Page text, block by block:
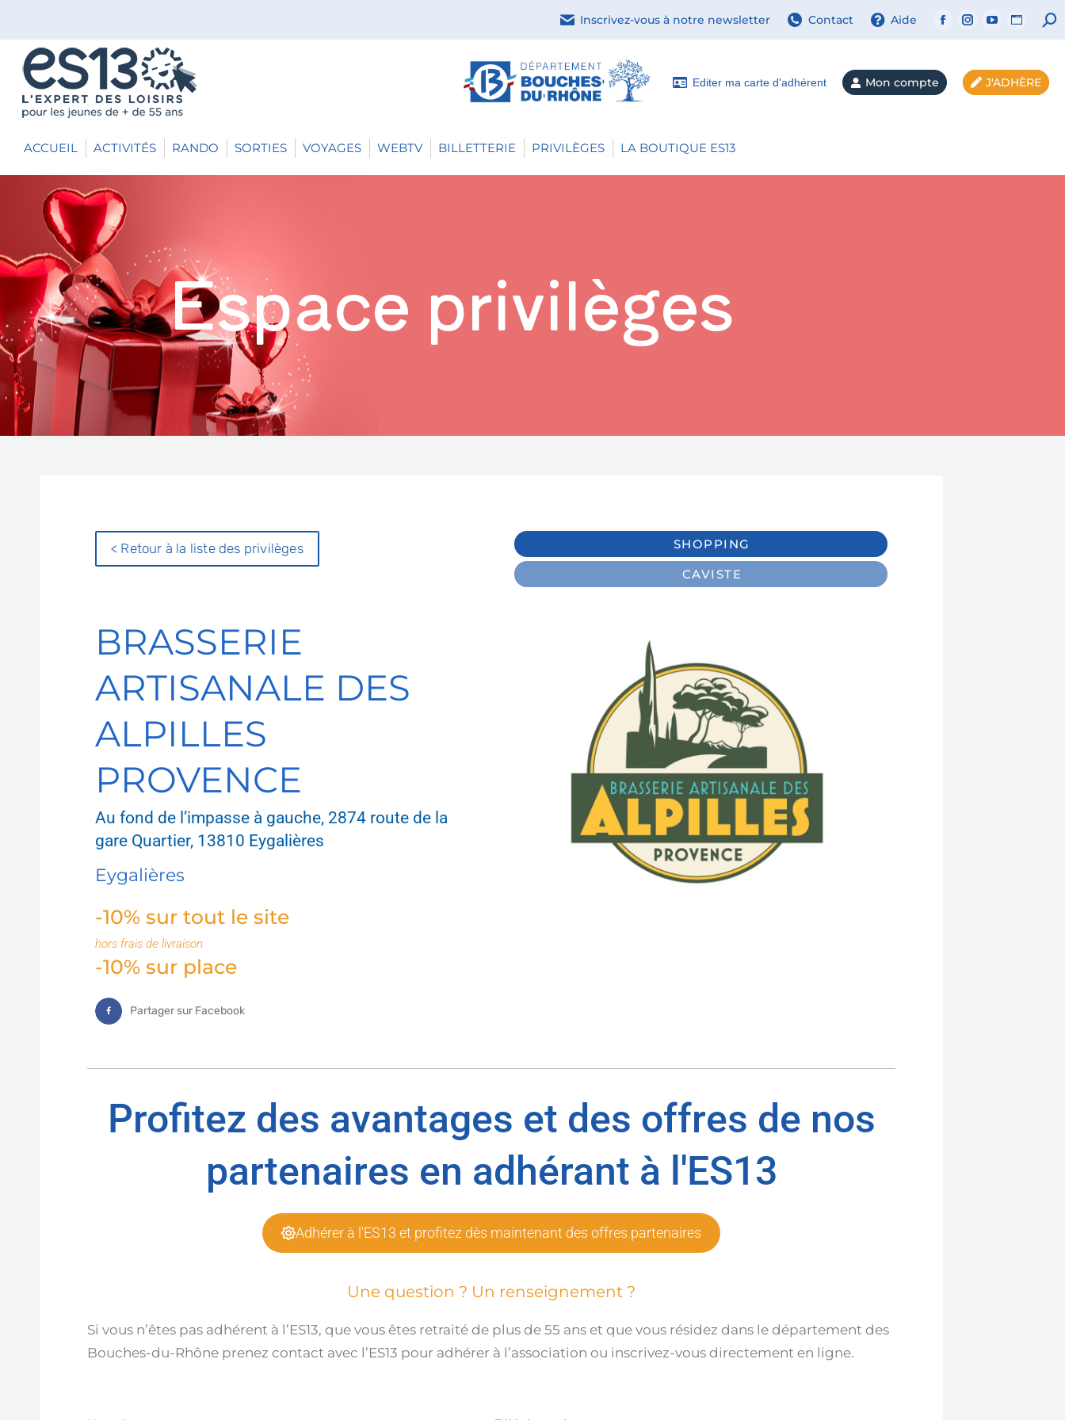
Inscrivez-vous à notre newsletter Contact Aide
Editer ma carte d'adhérent Mon compte J'ADHÈRE
ACCUEIL ACTIVITÉS RANDO SORTIES VOYAGES WEBTV BILLETTERIE PRIVILÈGES LA BOUTIQUE ES13
Espace privilèges
< Retour à la liste des privilèges
SHOPPING
CAVISTE
BRASSERIE
ARTISANALE DES
ALPILLES
PROVENCE
Au fond de l’impasse à gauche, 2874 route de la
gare Quartier, 13810 Eygalières
Eygalières
-10% sur tout le site
hors frais de livraison
-10% sur place
Partager sur Facebook
Profitez des avantages et des offres de nos
partenaires en adhérant à l'ES13
Adhérer à l'ES13 et profitez dès maintenant des offres partenaires
Une question ? Un renseignement ?
Si vous n’êtes pas adhérent à l’ES13, que vous êtes retraité de plus de 55 ans et que vous résidez dans le département des
Bouches-du-Rhône prenez contact avec l’ES13 pour adhérer à l’association ou inscrivez-vous directement en ligne.